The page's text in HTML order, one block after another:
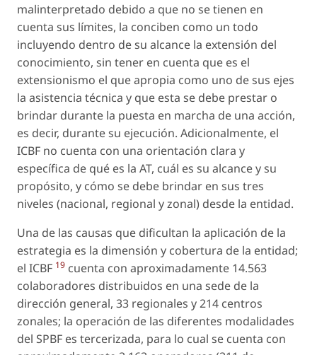
malinterpretado debido a que no se tienen en
cuenta sus límites, la conciben como un todo
incluyendo dentro de su alcance la extensión del
conocimiento, sin tener en cuenta que es el
extensionismo el que apropia como uno de sus ejes
la asistencia técnica y que esta se debe prestar o
brindar durante la puesta en marcha de una acción,
es decir, durante su ejecución. Adicionalmente, el
ICBF no cuenta con una orientación clara y
específica de qué es la AT, cuál es su alcance y su
propósito, y cómo se debe brindar en sus tres
niveles (nacional, regional y zonal) desde la entidad.
Una de las causas que dificultan la aplicación de la
estrategia es la dimensión y cobertura de la entidad;
el ICBF 19 cuenta con aproximadamente 14.563
colaboradores distribuidos en una sede de la
dirección general, 33 regionales y 214 centros
zonales; la operación de las diferentes modalidades
del SPBF es tercerizada, para lo cual se cuenta con